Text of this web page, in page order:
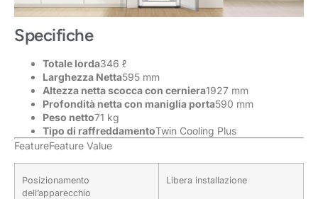
Specifiche
Totale lorda346 ℓ
Larghezza Netta595 mm
Altezza netta scocca con cerniera1927 mm
Profondità netta con maniglia porta590 mm
Peso netto71 kg
Tipo di raffreddamentoTwin Cooling Plus
FeatureFeature Value
Posizionamento
dell’apparecchio
Libera installazione